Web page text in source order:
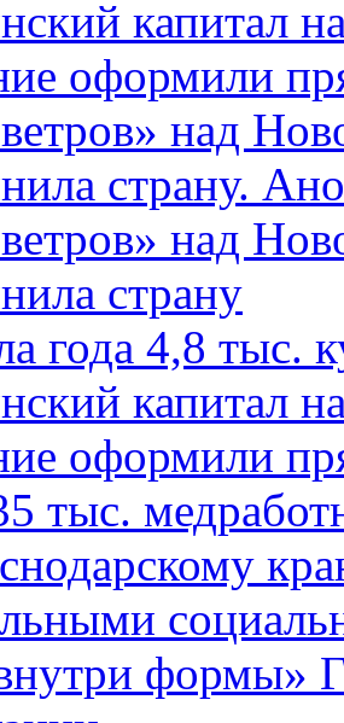
капитал
оформили
над
страну.
над
страну
года 4,8 тыс.
капитал
оформили
тыс.
формы»